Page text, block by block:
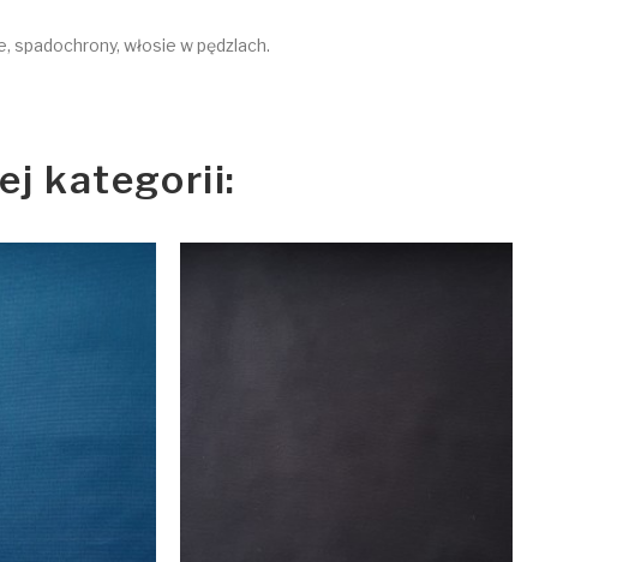
spadochrony, włosie w pędzlach.
kategorii: